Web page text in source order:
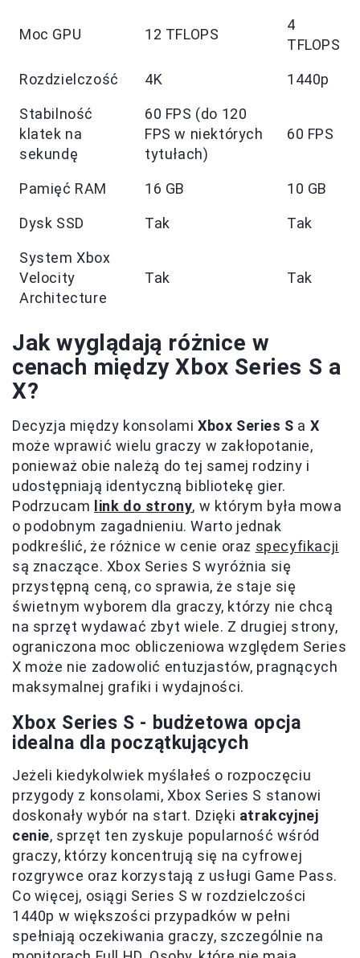
Moc GPU 12 TFLOPS
4
TFLOPS
Rozdzielczość 4K 1440p
Stabilność
klatek na
sekundę
60 FPS (do 120
FPS w niektórych
tytułach)
60 FPS
Pamięć RAM 16 GB 10 GB
Dysk SSD Tak Tak
System Xbox
Velocity
Architecture
Tak Tak
Jak wyglądają różnice w
cenach między Xbox Series S a
X?
Decyzja między konsolami Xbox Series S a X
może wprawić wielu graczy w zakłopotanie,
ponieważ obie należą do tej samej rodziny i
udostępniają identyczną bibliotekę gier.
Podrzucam
link do strony, w którym była mowa
o podobnym zagadnieniu. Warto jednak
podkreślić, że różnice w cenie oraz specyfikacji
są znaczące. Xbox Series S wyróżnia się
przystępną ceną, co sprawia, że staje się
świetnym wyborem dla graczy, którzy nie chcą
na sprzęt wydawać zbyt wiele. Z drugiej strony,
ograniczona moc obliczeniowa względem Series
X może nie zadowolić entuzjastów, pragnących
maksymalnej grafiki i wydajności.
Xbox Series S - budżetowa opcja
idealna dla początkujących
Jeżeli kiedykolwiek myślałeś o rozpoczęciu
przygody z konsolami, Xbox Series S stanowi
doskonały wybór na start. Dzięki atrakcyjnej
cenie, sprzęt ten zyskuje popularność wśród
graczy, którzy koncentrują się na cyfrowej
rozgrywce oraz korzystają z usługi Game Pass.
Co więcej, osiągi Series S w rozdzielczości
1440p w większości przypadków w pełni
spełniają oczekiwania graczy, szczególnie na